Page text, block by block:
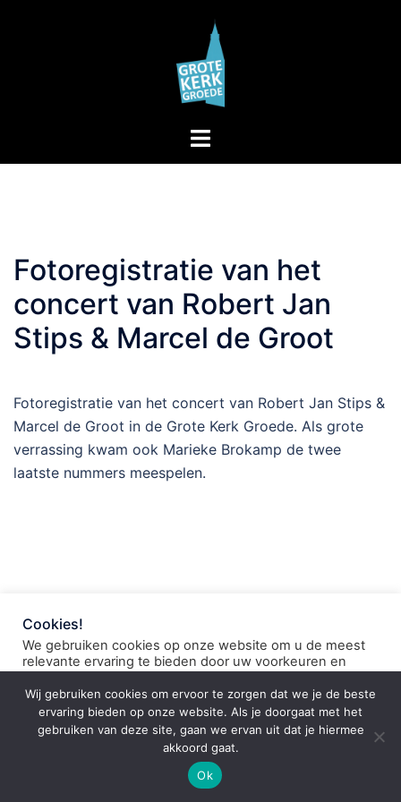
Toggle
Fotoregistratie van het
concert van Robert Jan
Stips & Marcel de Groot
Fotoregistratie van het concert van Robert Jan Stips &
Marcel de Groot in de Grote Kerk Groede. Als grote
verrassing kwam ook Marieke Brokamp de twee
laatste nummers meespelen.
© 2026 grote kerk groede. Silvana Cop, JS Producties
Cookies!
We gebruiken cookies op onze website om u de meest
relevante ervaring te bieden door uw voorkeuren en
accepteren" te klikken, stemt u in met het gebruik van
ALLE cookies. U kunt echter naar "Cookie-instellingen"
gaan om een ​​gecontroleerde toestemming te geven.
Alles Accepteren
Wij gebruiken cookies om ervoor te zorgen dat we je de beste
ervaring bieden op onze website. Als je doorgaat met het
gebruiken van deze site, gaan we ervan uit dat je hiermee
akkoord gaat.
Ok